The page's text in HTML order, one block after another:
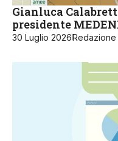
Gianluca
presidente
30 Luglio 2026